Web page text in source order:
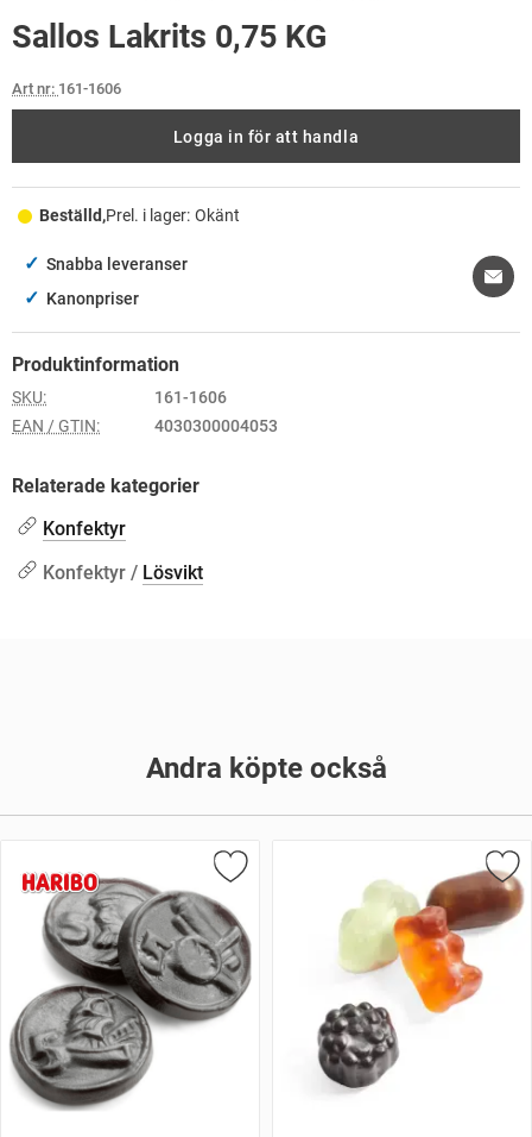
Sallos Lakrits 0,75 KG
Art nr: 161-1606
Logga in för att handla
Beställd,Prel. i lager: Okänt
✓ Snabba leveranser
✓ Kanonpriser
Produktinformation
SKU:
161-1606
EAN / GTIN:
4030300004053
Relaterade kategorier
Konfektyr
Konfektyr / Lösvikt
Andra köpte också